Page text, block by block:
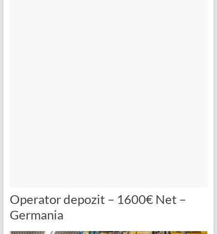
Operator depozit – 1600€ Net –
Germania